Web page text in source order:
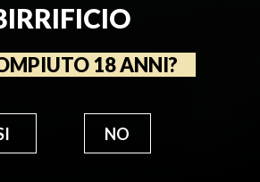
18 ANNI?
NO